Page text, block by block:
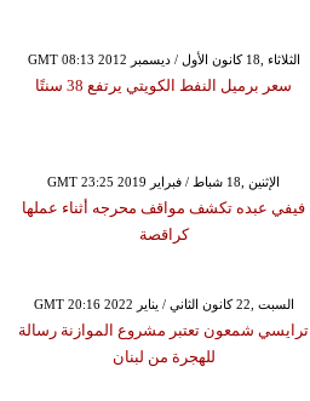
GMT 08:13 2012 الثلاثاء ,18 كانون الأول / ديسمبر
سعر برميل النفط الكويتي يرتفع 38 سنتًا
GMT 23:25 2019 الإثنين ,18 شباط / فبراير
فيفي عبده تكشف مواقف محرجه أثناء عملها
كراقصة
GMT 20:16 2022 السبت ,22 كانون الثاني / يناير
ترايسي شمعون تعتبر مشروع الموازنة رسالة
للهجرة من لبنان